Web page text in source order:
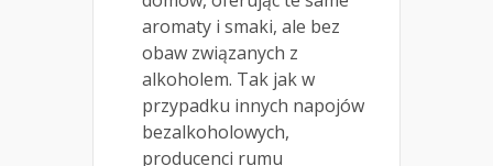
aromaty i smaki, ale bez
obaw związanych z
alkoholem. Tak jak w
przypadku innych napojów
bezalkoholowych,
producenci rumu